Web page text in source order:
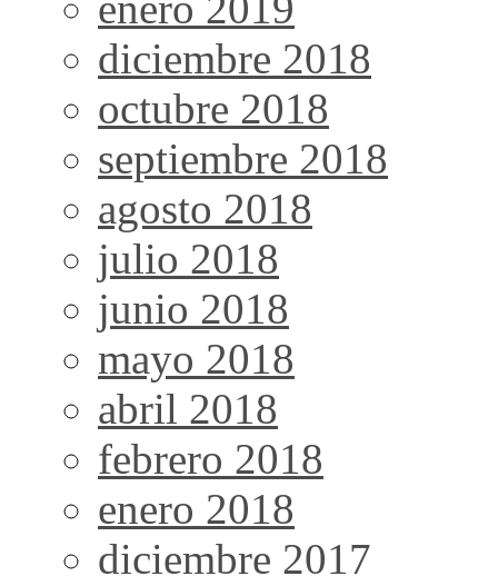
diciembre 2018
octubre 2018
septiembre 2018
agosto 2018
julio 2018
junio 2018
mayo 2018
abril 2018
febrero 2018
enero 2018
diciembre 2017